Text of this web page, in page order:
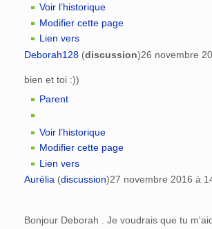
Voir l’historique
Modifier cette page
Lien vers
Deborah128 (discussion)26 novembre
bien et toi :))
Parent
Voir l’historique
Modifier cette page
Lien vers
Aurélia (discussion)27 novembre 2016 à
Bonjour Deborah . Je voudrais que tu